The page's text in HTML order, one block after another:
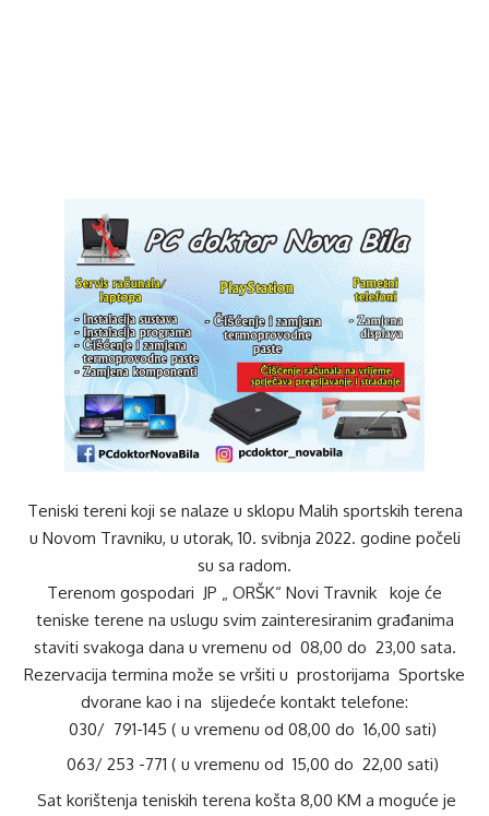
Teniski tereni koji se nalaze u sklopu Malih sportskih terena
u Novom Travniku, u utorak, 10. svibnja 2022. godine počeli
su sa radom.
Terenom gospodari JP „ ORŠK“ Novi Travnik koje će
teniske terene na uslugu svim zainteresiranim građanima
staviti svakoga dana u vremenu od 08,00 do 23,00 sata.
Rezervacija termina može se vršiti u prostorijama Sportske
dvorane kao i na slijedeće kontakt telefone:
030/ 791-145 ( u vremenu od 08,00 do 16,00 sati)
063/ 253 -771 ( u vremenu od 15,00 do 22,00 sati)
Sat korištenja teniskih terena košta 8,00 KM a moguće je